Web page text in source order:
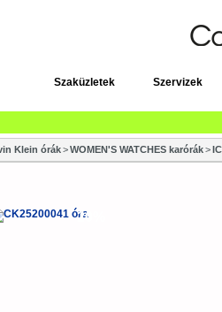
Szaküzletek Szervizek
Klein órák>WOMEN'S WATCHES karórák>
-20%